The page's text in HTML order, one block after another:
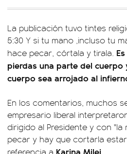
La publicación tuvo tintes
5:30 Y si tu mano ,incluso tu
hace pecar, córtala y tirala.
pierdas una parte del
cuerpo sea arrojado al
En los comentarios, muchos
empresario liberal
dirigido al Presidente y con "la
pecar y hay que cortarla
referencia a Karina Milei.